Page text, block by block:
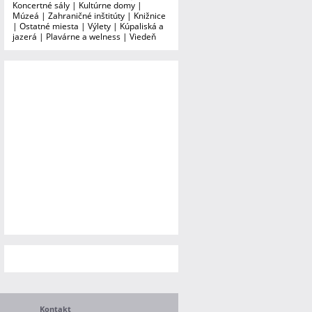
Koncertné sály | Kultúrne domy |
Múzeá | Zahraničné inštitúty | Knižnice
| Ostatné miesta | Výlety | Kúpaliská a
jazerá | Plavárne a welness | Viedeň
Kontakt